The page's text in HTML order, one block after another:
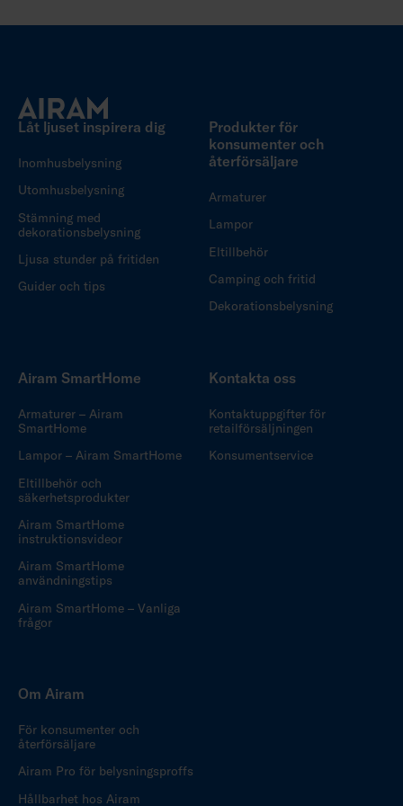
Låt ljuset inspirera dig
Inomhusbelysning
Utomhusbelysning
Stämning med
dekorationsbelysning
Ljusa stunder på fritiden
Guider och tips
Produkter för
konsumenter och
återförsäljare
Armaturer
Lampor
Eltillbehör
Camping och fritid
Dekorationsbelysning
Airam SmartHome
Armaturer – Airam
SmartHome
Lampor – Airam SmartHome
Eltillbehör och
säkerhetsprodukter
Airam SmartHome
instruktionsvideor
Airam SmartHome
användningstips
Airam SmartHome – Vanliga
frågor
Kontakta oss
Kontaktuppgifter för
retailförsäljningen
Konsumentservice
Om Airam
För konsumenter och
återförsäljare
Airam Pro för belysningsproffs
Hållbarhet hos Airam